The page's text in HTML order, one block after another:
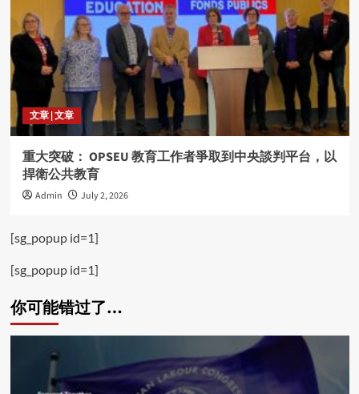
文章 | 文章
重大突破： OPSEU 教育工作者爭取到中央談判平台，以
捍衛公共教育
Admin July 2, 2026
[sg_popup id=1]
[sg_popup id=1]
你可能错过了…